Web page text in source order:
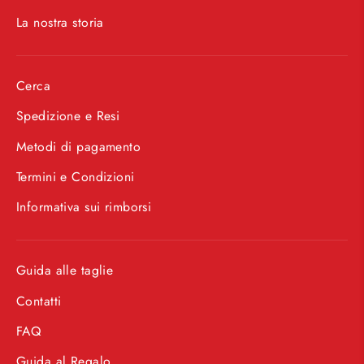
La nostra storia
Cerca
Spedizione e Resi
Metodi di pagamento
Termini e Condizioni
Informativa sui rimborsi
Guida alle taglie
Contatti
FAQ